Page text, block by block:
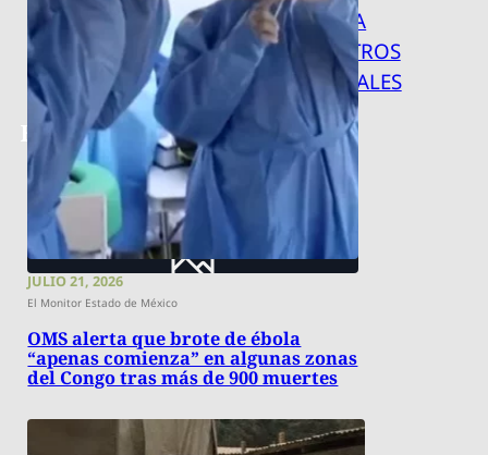
BAJO LA LUPA
RASTROS Y ROSTROS
VÍNCULOS ANIMALES
JULIO 21, 2026
El Monitor Estado de México
OMS alerta que brote de ébola
“apenas comienza” en algunas zonas
del Congo tras más de 900 muertes